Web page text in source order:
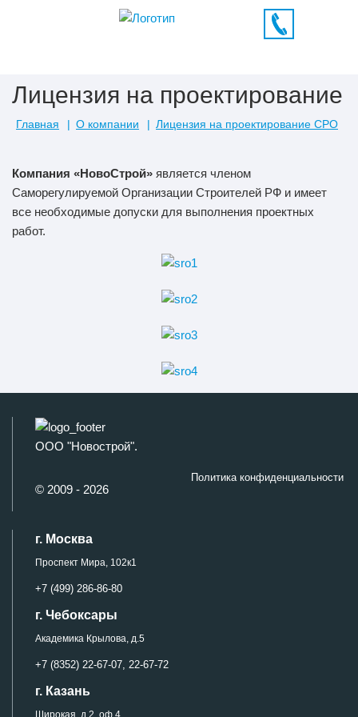
Лицензия на проектирование
Главная О компании Лицензия на проектирование СРО
Компания «НовоСтрой» является членом
Саморегулируемой Организации Строителей РФ и имеет
все необходимые допуски для выполнения проектных
работ.
ООО "Новострой".
© 2009 - 2026
Политика конфиденциальности
г. Москва
Проспект Мира, 102к1
+7 (499) 286-86-80
г. Чебоксары
Академика Крылова, д.5
+7 (8352) 22-67-07, 22-67-72
г. Казань
Широкая, д.2, оф.4